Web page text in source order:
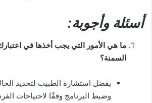
أسئلة وأجوبة:
ما هي الأمور التي يجب أخذها في
السمنة؟
يفضل استشارة الطبيب لتحديد
وضبط البرنامج وفقًا لاحتياجات